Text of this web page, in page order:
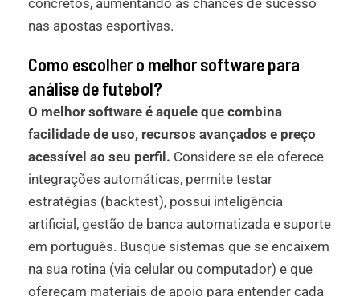
nas apostas esportivas.
Como escolher o melhor software para
análise de futebol?
O melhor software é aquele que combina
facilidade de uso, recursos avançados e preço
acessível ao seu perfil. Considere se ele oferece
integrações automáticas, permite testar
estratégias (backtest), possui inteligência
artificial, gestão de banca automatizada e suporte
em português. Busque sistemas que se encaixem
na sua rotina (via celular ou computador) e que
ofereçam materiais de apoio para entender cada